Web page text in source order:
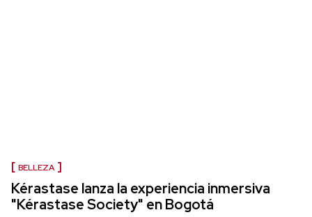
BELLEZA
Kérastase lanza la experiencia inmersiva
"Kérastase Society" en Bogotá